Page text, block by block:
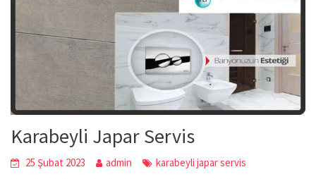
Karabeyli Japar Servis
25 Şubat 2023 admin karabeyli japar servis